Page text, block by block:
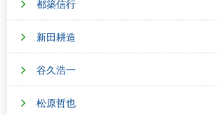
都築信行
新田耕造
谷久浩一
松原哲也